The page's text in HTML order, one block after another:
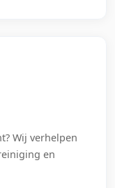
Wij verhelpen
en